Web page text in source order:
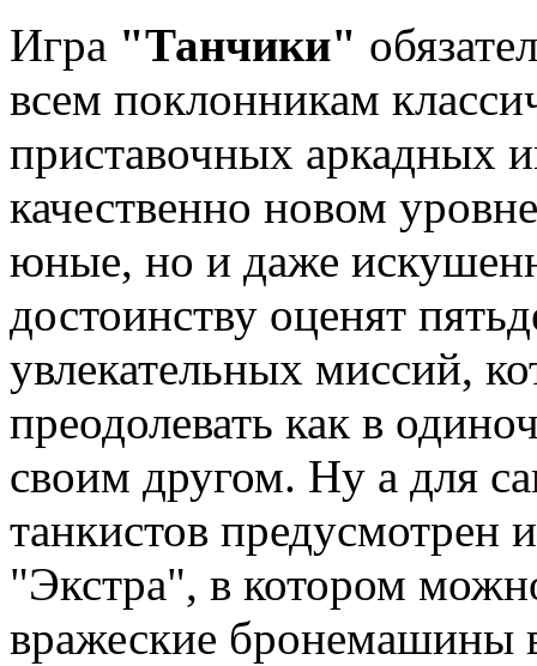
Игра "Танчики"
всем поклонникам
приставочных аркадных
качественно новом
юные, но и даже
достоинству оценят
увлекательных миссий,
преодолевать как в
своим другом. Ну а для
танкистов предусмотрен
"Экстра", в котором
вражеские бронемашины